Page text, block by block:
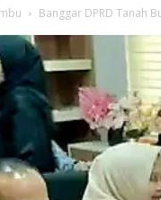
Banggar DPRD Tanah